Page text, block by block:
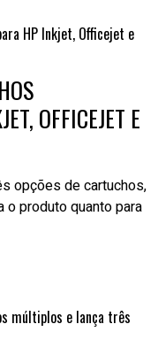
OFFICEJET E
opções de cartuchos,
o produto quanto para